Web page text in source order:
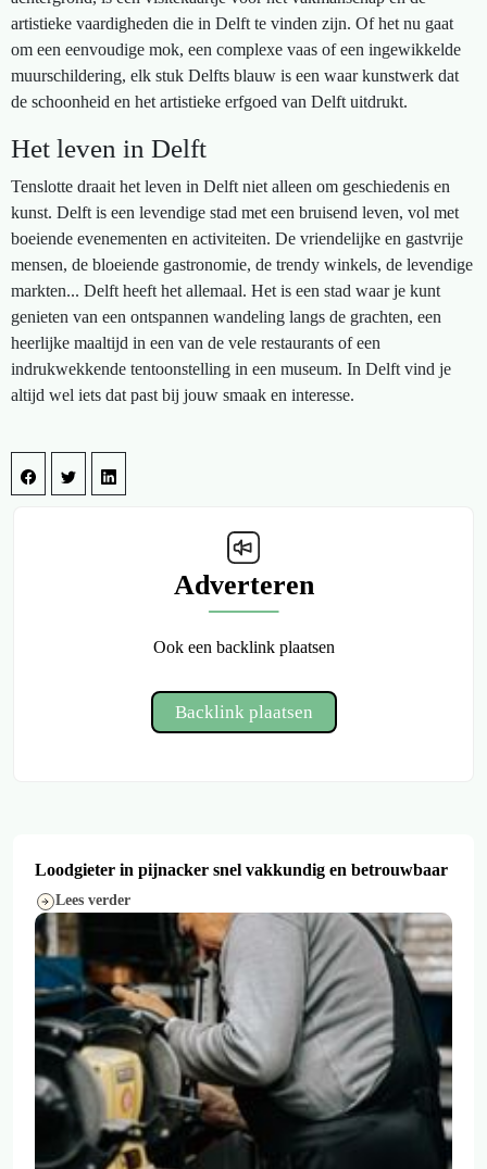
artistieke vaardigheden die in Delft te vinden zijn. Of het nu gaat
om een eenvoudige mok, een complexe vaas of een ingewikkelde
muurschildering, elk stuk Delfts blauw is een waar kunstwerk dat
de schoonheid en het artistieke erfgoed van Delft uitdrukt.
Het leven in Delft
Tenslotte draait het leven in Delft niet alleen om geschiedenis en
kunst. Delft is een levendige stad met een bruisend leven, vol met
boeiende evenementen en activiteiten. De vriendelijke en gastvrije
mensen, de bloeiende gastronomie, de trendy winkels, de levendige
markten... Delft heeft het allemaal. Het is een stad waar je kunt
genieten van een ontspannen wandeling langs de grachten, een
heerlijke maaltijd in een van de vele restaurants of een
indrukwekkende tentoonstelling in een museum. In Delft vind je
altijd wel iets dat past bij jouw smaak en interesse.
Adverteren
Ook een backlink plaatsen
Backlink plaatsen
Loodgieter in pijnacker snel vakkundig en betrouwbaar
Lees verder